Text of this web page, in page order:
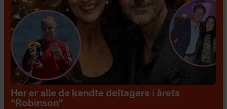
Her er alle de kendte deltagere i årets
“Robinson”